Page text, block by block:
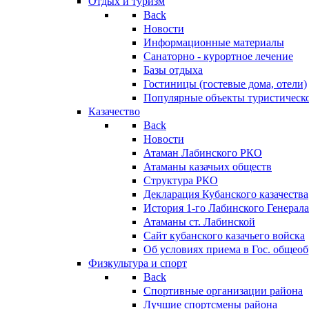
Back
Новости
Информационные материалы
Санаторно - курортное лечение
Базы отдыха
Гостиницы (гостевые дома, отели)
Популярные объекты
Казачество
Back
Новости
Атаман Лабинского РКО
Атаманы казачьих обществ
Структура РКО
Декларация Кубанского казачества
История 1-го Лабинского
Атаманы ст. Лабинской
Cайт кубанского казачьего войска
Об условиях приема в Гос.
Физкультура и спорт
Back
Спортивные организации района
Лучшие спортсмены района